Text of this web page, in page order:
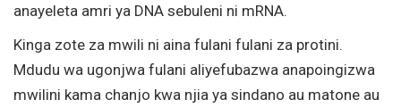
anayeleta amri ya DNA sebuleni ni mRNA.
Kinga zote za mwili ni aina fulani fulani za protini.
Mdudu wa ugonjwa fulani aliyefubazwa anapoingizwa
mwilini kama chanjo kwa njia ya sindano au matone au